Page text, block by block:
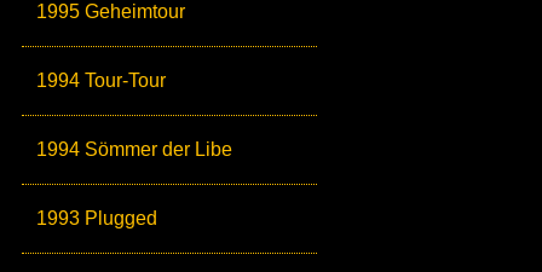
1995 Geheimtour
1994 Tour-Tour
1994 Sömmer der Libe
1993 Plugged